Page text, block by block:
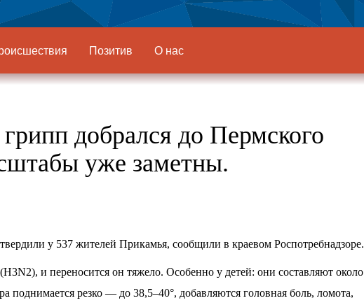
Позитив О нас
добрался до Пермского
уже заметны.
у 537 жителей Прикамья, сообщили в краевом Роспотребнадзоре.
и переносится он тяжело. Особенно у детей: они составляют около
поднимается резко — до 38,5–40°, добавляются головная боль, ломота,